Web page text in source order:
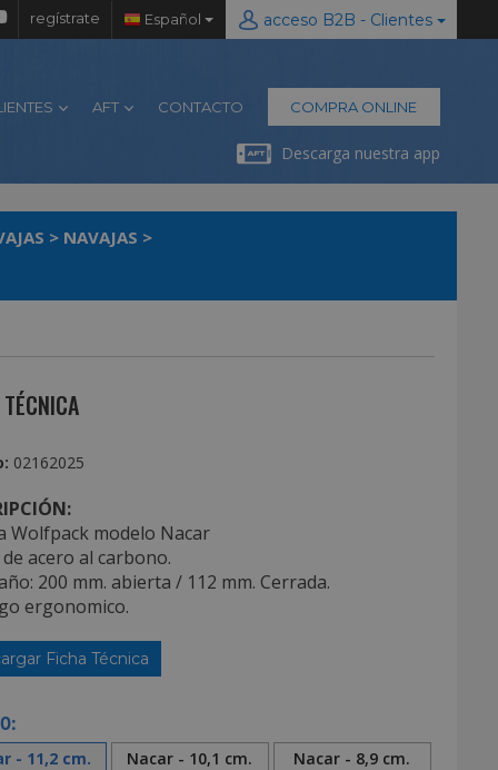
regístrate Español acceso B2B - Clientes
AFT CONTACTO COMPRA ONLINE
Descarga nuestra app
> NAVAJAS >
02162025
Wolfpack modelo Nacar
acero al carbono.
200 mm. abierta / 112 mm. Cerrada.
ergonomico.
Ficha Técnica
- 11,2 cm. Nacar - 10,1 cm.
Nacar - 8,9 cm.